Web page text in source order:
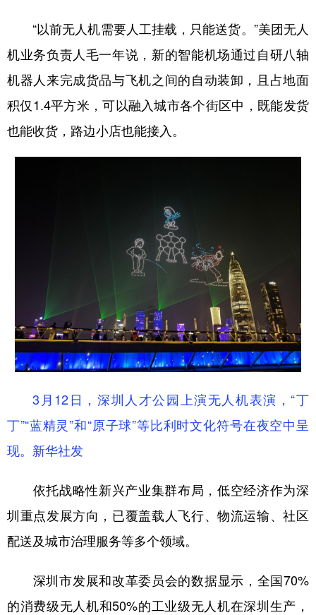
“以前无人机需要人工挂载，只能送货。”美团无人
机业务负责人毛一年说，新的智能机场通过自研八轴
机器人来完成货品与飞机之间的自动装卸，且占地面
积仅1.4平方米，可以融入城市各个街区中，既能发货
也能收货，路边小店也能接入。
3月12日，深圳人才公园上演无人机表演，“丁
丁”“蓝精灵”和“原子球”等比利时文化符号在夜空中呈
现。新华社发
依托战略性新兴产业集群布局，低空经济作为深
圳重点发展方向，已覆盖载人飞行、物流运输、社区
配送及城市治理服务等多个领域。
深圳市发展和改革委员会的数据显示，全国70%
的消费级无人机和50%的工业级无人机在深圳生产，